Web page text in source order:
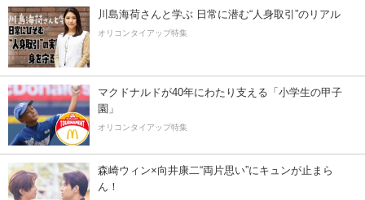
川島海荷さんと学ぶ 日常に潜む“人身取引”のリアル
オリコンタイアップ特集
マクドナルドが40年にわたり支える「小学生の甲子
園」
オリコンタイアップ特集
森崎ウィン×向井康二“両片思い”にキュンが止まら
ん！